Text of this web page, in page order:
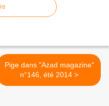
Pige dans "Azad magazine"
n°146, été 2014 >